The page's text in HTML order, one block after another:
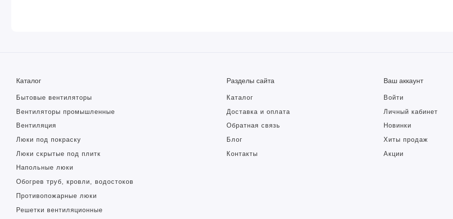
Каталог
Бытовые вентиляторы
Вентиляторы промышленные
Вентиляция
Люки под покраску
Люки скрытые под плитк
Напольные люки
Обогрев труб, кровли, водостоков
Противопожарные люки
Решетки вентиляционные
Разделы сайта
Каталог
Доставка и оплата
Обратная связь
Блог
Контакты
Ваш аккаунт
Войти
Личный кабинет
Новинки
Хиты продаж
Акции